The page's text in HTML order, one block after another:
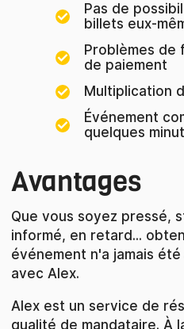
Pas de
billets eux-
Problèmes
de paiement
Multiplication
Événement
quelques
Avantages
Que vous soyez pressé,
informé, en retard...
événement n'a jamais
avec Alex.
Alex est un service de
qualité de mandataire. À